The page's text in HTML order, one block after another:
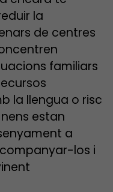
la
de centres
familiars
la llengua o risc
estan
a
los i